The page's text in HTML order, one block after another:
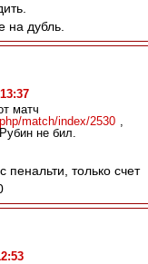
дубль.
матч
match/index/2530 ,
не бил.
пенальти, только счет